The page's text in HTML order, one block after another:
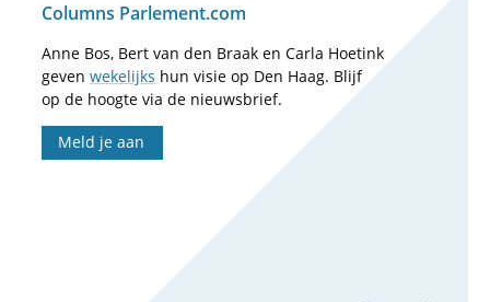
Columns Parlement.com
Anne Bos, Bert van den Braak en Carla Hoetink
geven wekelijks hun visie op Den Haag. Blijf
op de hoogte via de nieuwsbrief.
Meld je aan